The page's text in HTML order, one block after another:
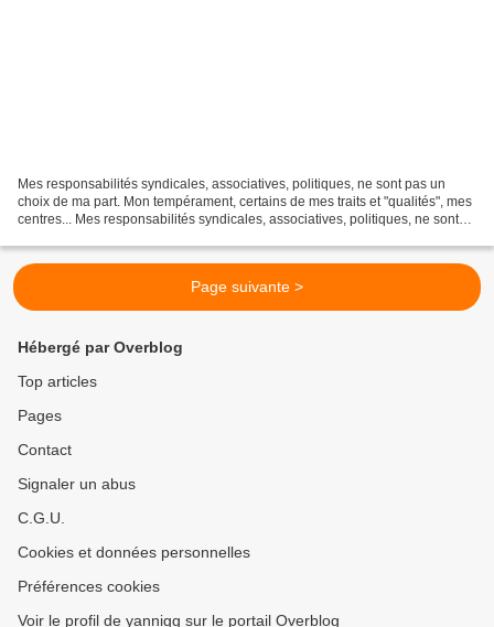
Mes responsabilités syndicales, associatives, politiques, ne sont pas un
choix de ma part. Mon tempérament, certains de mes traits et "qualités", mes
centres... Mes responsabilités syndicales, associatives, politiques, ne sont
Page suivante >
Hébergé par Overblog
Top articles
Pages
Contact
Signaler un abus
C.G.U.
Cookies et données personnelles
Préférences cookies
Voir le profil de yannigg sur le portail Overblog